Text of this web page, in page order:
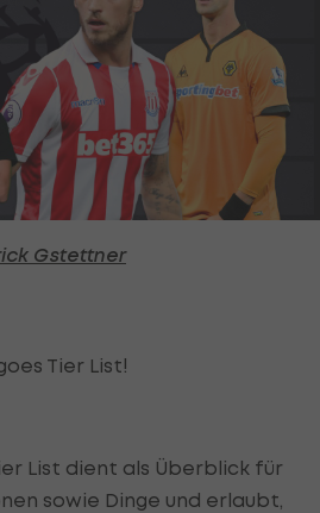
Gstettner
Tier List!
List dient als Überblick für
sowie Dinge und erlaubt,